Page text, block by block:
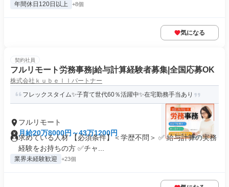
年間休日120日以上 +8個
気になる
契約社員
フルリモート労務事務|給与計算経験者募集|全国応募OK
株式会社ｋｕｂｅｌｌパートナー
フレックスタイム✨子育て世代60％活躍中✨在宅勤務手当あり
フルリモート
月給20万8000円～43万1200円
求めている人材 【必須条件】＜学歴不問＞ ✅ 給与計算の実務
経験をお持ちの方 ✅️チャ...
業界未経験歓迎 +23個